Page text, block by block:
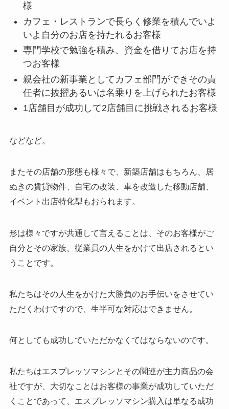
様
カフェ・レストランで長らく修業を積んでいよ
いよ自分のお店を持たれるお客様
専門学校で勉強を積み、資金を借りてお店を持
つお客様
親会社の新事業としてカフェ部門ができその責
任者に抜擢あるいは名乗りを上げられたお客様
1店舗目が成功して2店舗目に挑戦されるお客様
などなど。
またその店舗の形態も様々で、新築店舗はもちろん、居
ぬきの賃貸物件、自宅の改装、車を改造した移動店舗、
イベント出店特化型もおられます。
形は様々ですが共通して言えることは、そのお客様がご
自分とその家族、従業員の人生をかけて出店されるとい
うことです。
私たちはその人生をかけた大勝負のお手伝いをさせてい
ただくわけですので、生半可な対応はできません。
何としても成功していただかなくてはならないのです。
私たちはエスプレッソマシンとその関連が主力商品の会
社ですが、大切なことはお客様の事業が成功していただ
くことであって、エスプレッソマシン購入は単なる成功